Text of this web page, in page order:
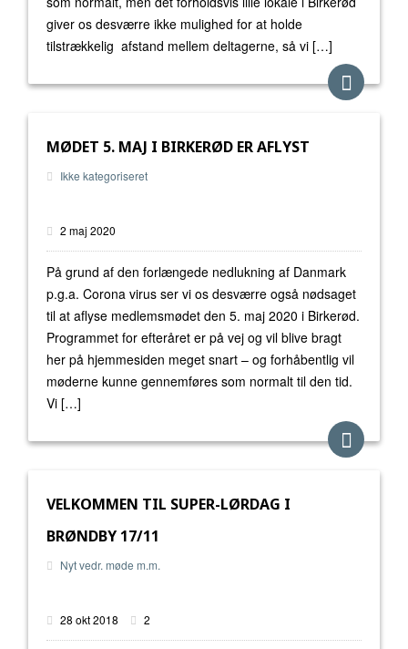
giver os desværre ikke mulighed for at holde
tilstrækkelig afstand mellem deltagerne, så vi […]
MØDET 5. MAJ I BIRKERØD ER AFLYST
Ikke kategoriseret
2 maj 2020
På grund af den forlængede nedlukning af Danmark
p.g.a. Corona virus ser vi os desværre også nødsaget
til at aflyse medlemsmødet den 5. maj 2020 i Birkerød.
Programmet for efteråret er på vej og vil blive bragt
her på hjemmesiden meget snart – og forhåbentlig vil
møderne kunne gennemføres som normalt til den tid.
Vi […]
VELKOMMEN TIL SUPER-LØRDAG I
BRØNDBY 17/11
Nyt vedr. møde m.m.
28 okt 2018 2